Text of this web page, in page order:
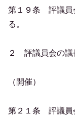
第１９条 評議員
る。
２ 評議員会の議
（開催）
第２１条 評議員